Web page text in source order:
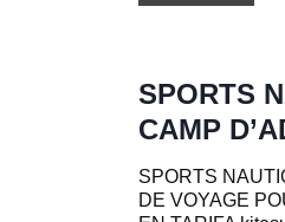
a
s
f
a
i
l
SPORTS
CAMP
SPORTS
DE VOYAGE